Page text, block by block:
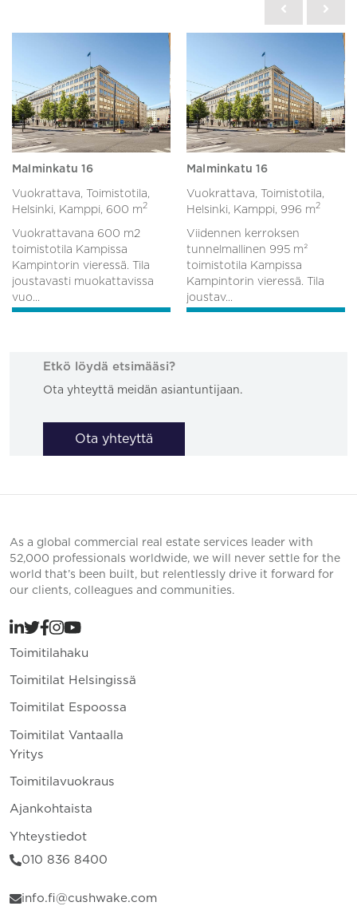
Malminkatu 16
Vuokrattava, Toimistotila,
Helsinki, Kamppi, 600 m2
Vuokrattavana 600 m2
toimistotila Kampissa
Kampintorin vieressä. Tila
joustavasti muokattavissa
vuo...
Malminkatu 16
Vuokrattava, Toimistotila,
Helsinki, Kamppi, 996 m2
Viidennen kerroksen
tunnelmallinen 995 m²
toimistotila Kampissa
Kampintorin vieressä. Tila
joustav...
Etkö löydä etsimääsi?
Ota yhteyttä meidän asiantuntijaan.
Ota yhteyttä
As a global commercial real estate services leader with
52,000 professionals worldwide, we will never settle for the
world that’s been built, but relentlessly drive it forward for
our clients, colleagues and communities.
Toimitilahaku
Toimitilat Helsingissä
Toimitilat Espoossa
Toimitilat Vantaalla
Yritys
Toimitilavuokraus
Ajankohtaista
Yhteystiedot
010 836 8400
info.fi@cushwake.com